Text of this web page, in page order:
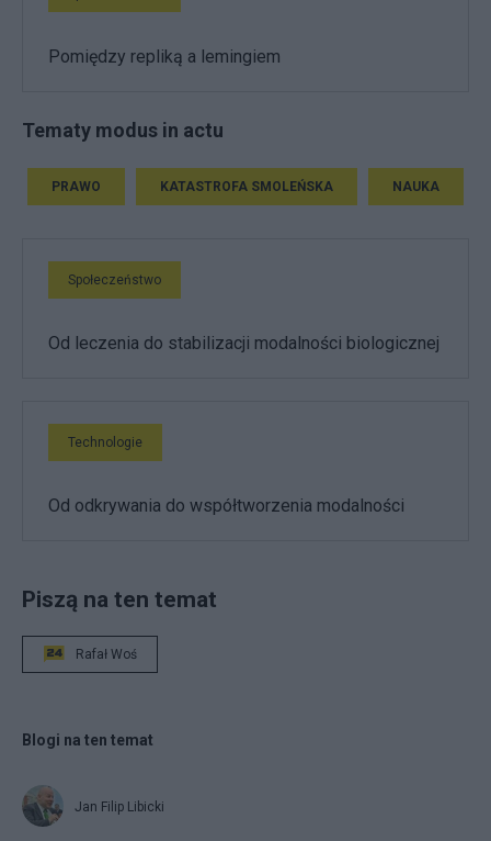
Pomiędzy repliką a lemingiem
Tematy modus in actu
PRAWO KATASTROFA SMOLEŃSKA NAUKA
Społeczeństwo
Od leczenia do stabilizacji modalności biologicznej
Technologie
Od odkrywania do współtworzenia modalności
Piszą na ten temat
Rafał Woś
Blogi na ten temat
Jan Filip Libicki